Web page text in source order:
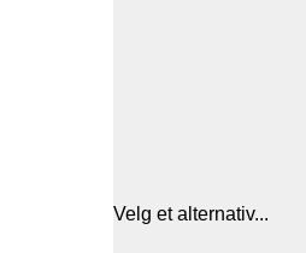
Velg et alternativ...